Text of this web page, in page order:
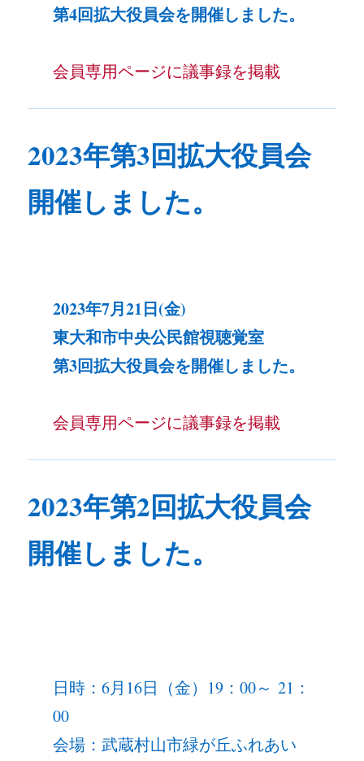
第4回拡大役員会を開催しました。
会員専用ページに議事録を掲載
2023年第3回拡大役員会
開催しました。
2023年7月21日(金)
東大和市中央公民館視聴覚室
第3回拡大役員会を開催しました。
会員専用ページに議事録を掲載
2023年第2回拡大役員会
開催しました。
日時：6月16日（金）19：00～ 21：
00
会場：武蔵村山市緑が丘ふれあい